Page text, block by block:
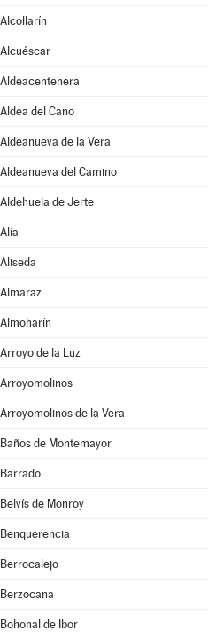
Alcollarín
Alcuéscar
Aldeacentenera
Aldea del Cano
Aldeanueva de la Vera
Aldeanueva del Camino
Aldehuela de Jerte
Alía
Aliseda
Almaraz
Almoharín
Arroyo de la Luz
Arroyomolinos
Arroyomolinos de la Vera
Baños de Montemayor
Barrado
Belvís de Monroy
Benquerencia
Berrocalejo
Berzocana
Bohonal de Ibor